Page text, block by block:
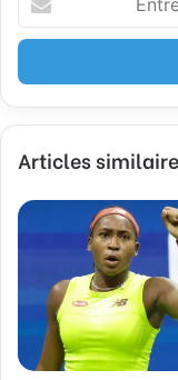
t
e
z
o
r
s
Articles